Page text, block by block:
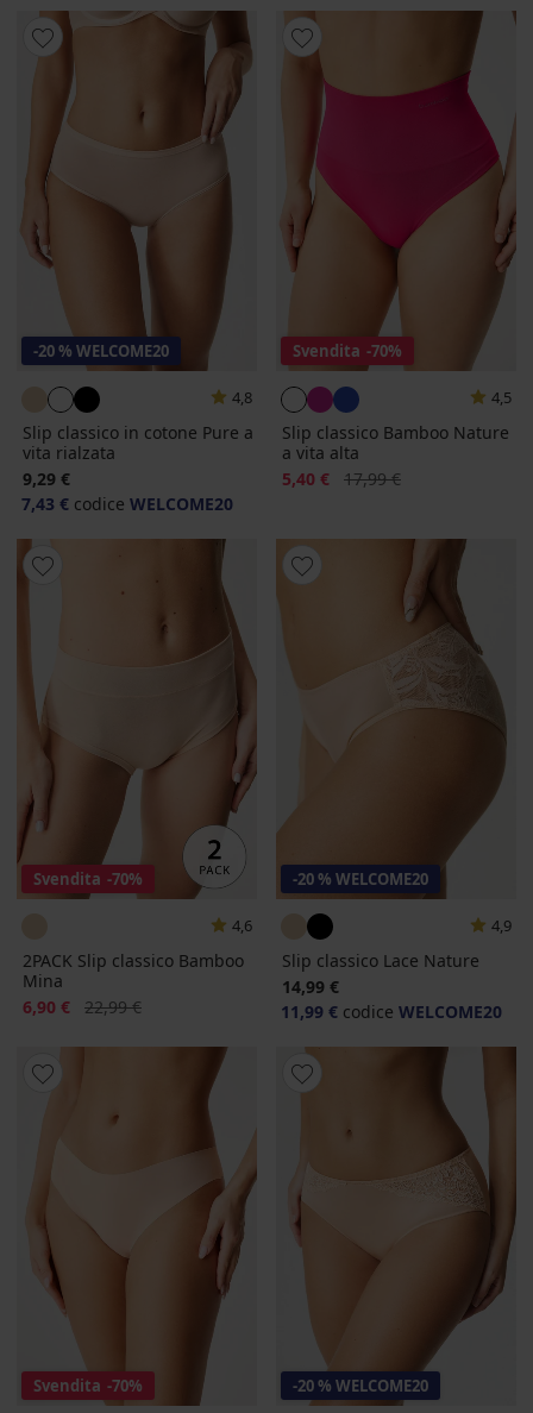
-20 % WELCOME20
4,8
Slip classico in cotone Pure a
vita rialzata
9,29 €
7,43 € codice WELCOME20
Svendita -70%
4,5
Slip classico Bamboo Nature
a vita alta
Sconto
5,40 € Prezzo originale
17,99 €
Svendita -70%
4,6
2PACK Slip classico Bamboo
Mina
Sconto
6,90 € Prezzo originale
22,99 €
-20 % WELCOME20
4,9
Slip classico Lace Nature
14,99 €
11,99 € codice WELCOME20
Svendita -70% -20 % WELCOME20